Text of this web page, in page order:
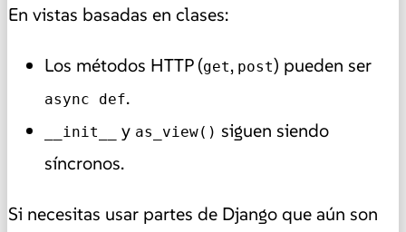
En vistas basadas en clases:
Los métodos HTTP (get, post) pueden ser
async def.
__init__ y as_view() siguen siendo
síncronos.
Si necesitas usar partes de Django que aún son